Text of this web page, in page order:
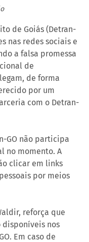
de Goiás (Detran-
nas redes sociais e
a falsa promessa
de
de forma
por um
com o Detran-
GO não participa
no momento. A
clicar em links
por meios
reforça que
disponíveis nos
Em caso de